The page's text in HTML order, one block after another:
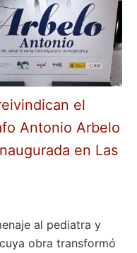
el
Antonio Arbelo
en Las
al pediatra y
obra transformó